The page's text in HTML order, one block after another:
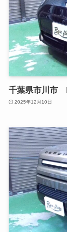
千葉県市川市
2025年12月10日